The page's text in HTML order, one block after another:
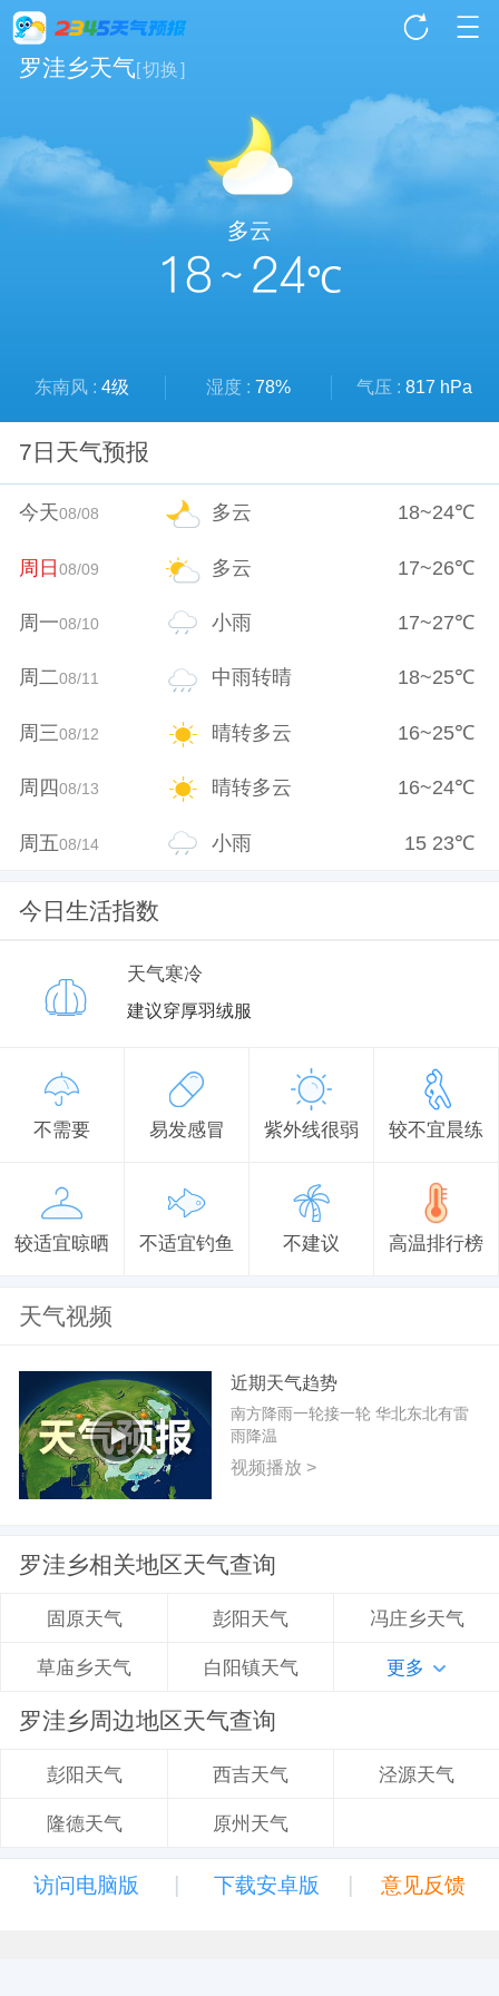
罗洼乡天气[切换]
多云
18 ~ 24℃
东南风 :4级 湿度 : 78% 气压 : 817 hPa
7日天气预报
今天08/08 多云 18~24℃
周日08/09 多云 17~26℃
周一08/10 小雨 17~27℃
周二08/11 中雨转晴 18~25℃
周三08/12 晴转多云 16~25℃
周四08/13 晴转多云 16~24℃
周五08/14 小雨 15 23℃
今日生活指数
天气寒冷
建议穿厚羽绒服
不需要 易发感冒 紫外线很弱 较不宜晨练
较适宜晾晒 不适宜钓鱼 不建议 高温排行榜
天气视频
近期天气趋势
南方降雨一轮接一轮 华北东北有雷
雨降温
视频播放 >
罗洼乡相关地区天气查询
固原天气 彭阳天气 冯庄乡天气
草庙乡天气 白阳镇天气 更多
罗洼乡周边地区天气查询
彭阳天气 西吉天气 泾源天气
隆德天气 原州天气
访问电脑版 | 下载安卓版 | 意见反馈